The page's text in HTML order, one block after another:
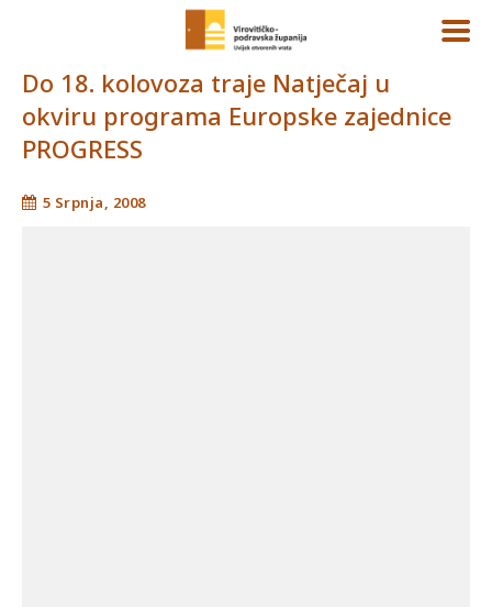
Do 18. kolovoza traje Natječaj u
okviru programa Europske zajednice
PROGRESS
5 Srpnja, 2008